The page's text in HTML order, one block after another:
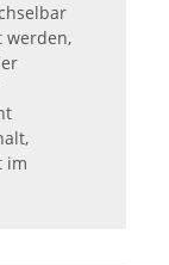
werden,
im